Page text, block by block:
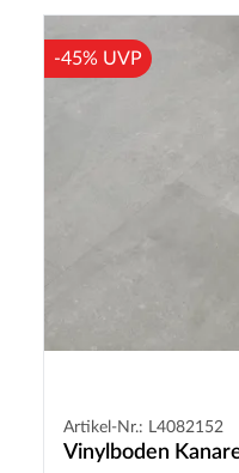
-45% UVP
Artikel-Nr.: L4082152
Vinylboden